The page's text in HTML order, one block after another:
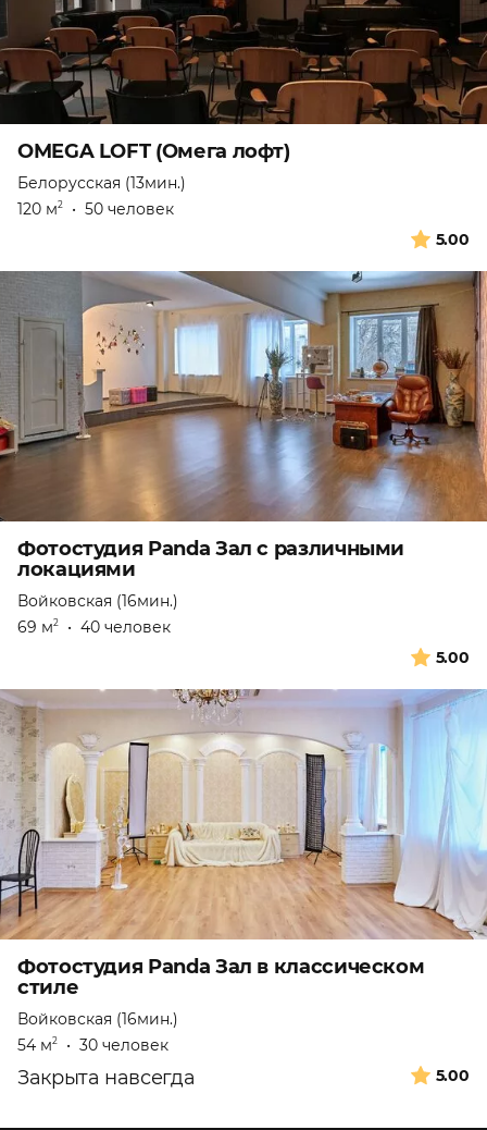
OMEGA LOFT (Омега лофт)
Белорусская (13мин.)
120 м2 • 50 человек
5.00
Фотостудия Panda Зал с различными
локациями
Войковская (16мин.)
69 м2 • 40 человек
5.00
Фотостудия Panda Зал в классическом
стиле
Войковская (16мин.)
54 м2 • 30 человек
5.00
Закрыта навсегда